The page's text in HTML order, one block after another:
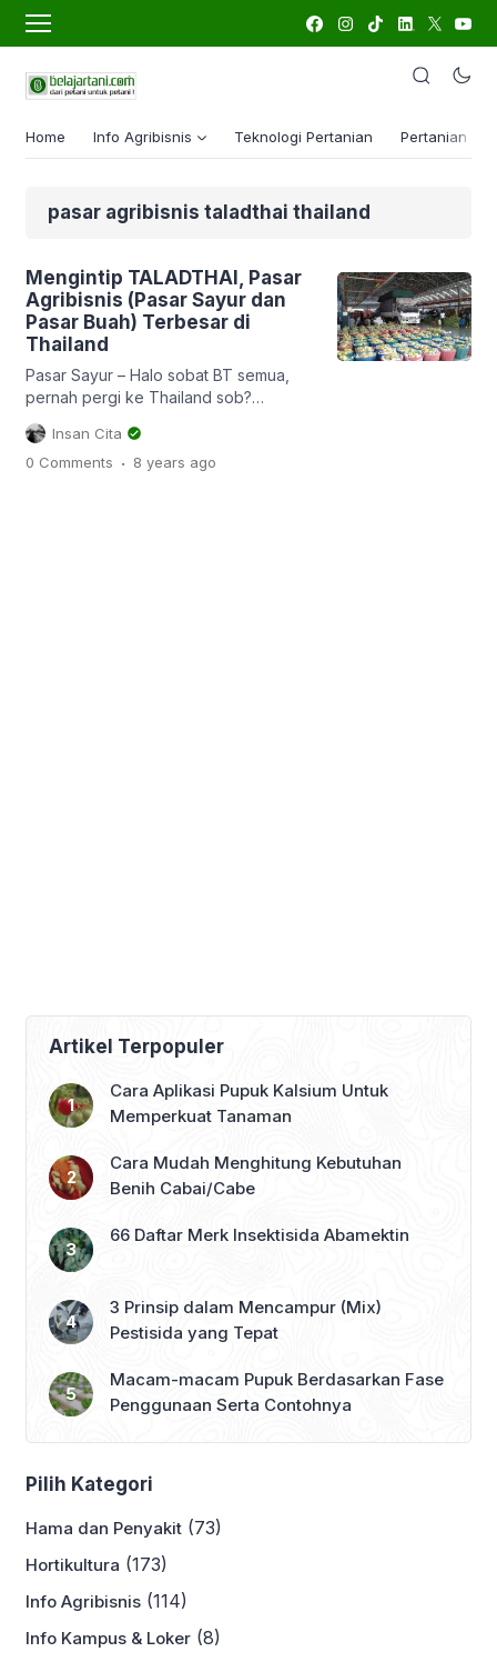
Home Info Agribisnis Teknologi Pertanian Pertanian
pasar agribisnis taladthai thailand
Mengintip TALADTHAI, Pasar
Agribisnis (Pasar Sayur dan
Pasar Buah) Terbesar di
Thailand
Pasar Sayur – Halo sobat BT semua,
pernah pergi ke Thailand sob?
Beluuuum? Nah sama dong saya juga
hehe. Nah kalau belum, sebentar lagi
sobat akan saya ajak jalan-jalan ke
Insan Cita
0 Comments . 8 years ago
Artikel Terpopuler
Cara Aplikasi Pupuk Kalsium Untuk
Memperkuat Tanaman
Cara Mudah Menghitung Kebutuhan
Benih Cabai/Cabe
66 Daftar Merk Insektisida Abamektin
3 Prinsip dalam Mencampur (Mix)
Pestisida yang Tepat
Macam-macam Pupuk Berdasarkan Fase
Penggunaan Serta Contohnya
Pilih Kategori
Hama dan Penyakit (73)
Hortikultura (173)
Info Agribisnis (114)
Info Kampus & Loker (8)